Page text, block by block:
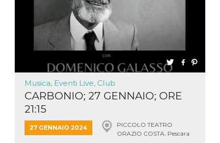
Musica, Eventi Live, Club
CARBONIO; 27 GENNAIO; ORE
21:15
27 GENNAIO 2024
PICCOLO TEATRO
ORAZIO COSTA, Pescara